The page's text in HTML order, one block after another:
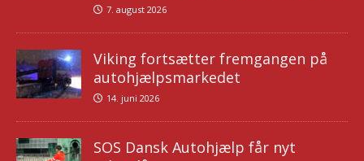
7. august 2026
Viking fortsætter fremgangen på
autohjælpsmarkedet
14. juni 2026
SOS Dansk Autohjælp får nyt